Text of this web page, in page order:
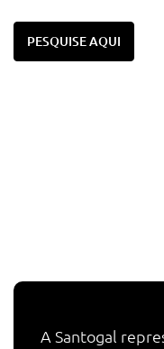
PESQUISE AQUI
A Santogal